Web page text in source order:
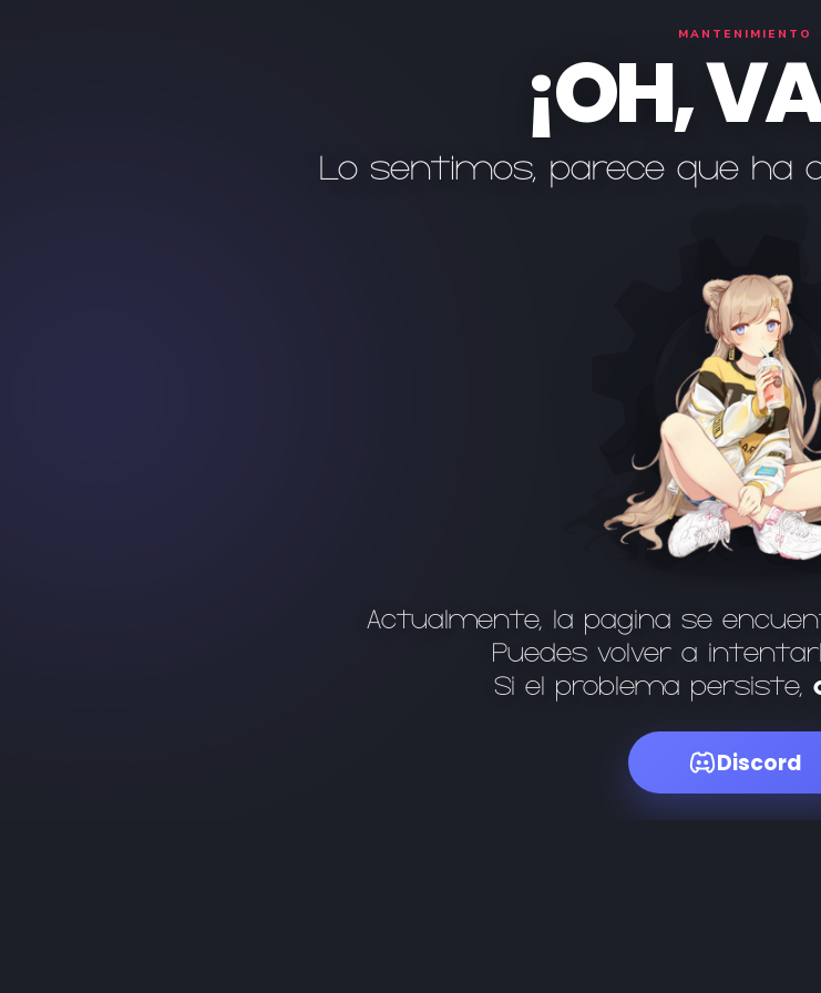
MANTENIMIENTO
¡OH,
Lo sentimos, parece que ha
Actualmente, la página se
Puedes volver a
Si el problema persiste,
Discord